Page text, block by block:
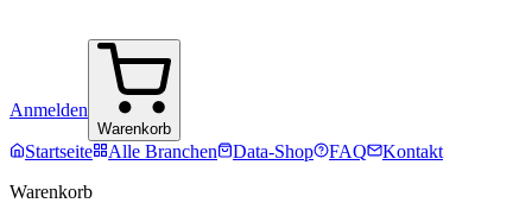
Anmelden
Warenkorb
Startseite Alle Branchen Data-Shop FAQ
Kontakt
Warenkorb